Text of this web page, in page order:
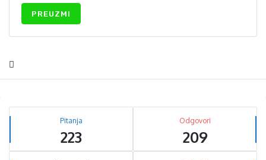
PREUZMI
Sidebar
Stats Pitanja
223
Odgovori
209